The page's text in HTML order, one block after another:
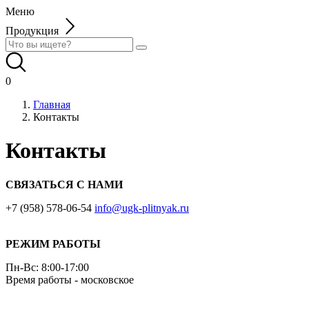
Меню
Продукция
0
Главная
Контакты
Контакты
СВЯЗАТЬСЯ С НАМИ
+7 (958) 578-06-54 info@ugk-plitnyak.ru
РЕЖИМ РАБОТЫ
Пн-Вс: 8:00-17:00
Время работы - московское